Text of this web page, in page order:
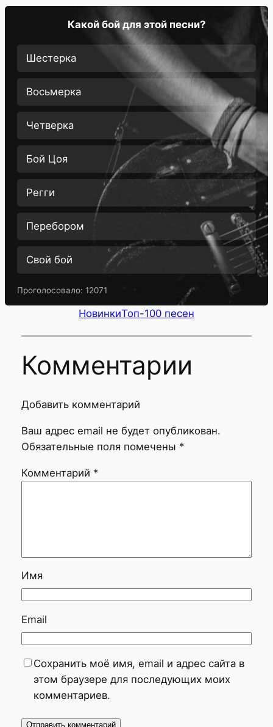
Какой бой для этой песни?
Шестерка
Восьмерка
Четверка
Бой Цоя
Регги
Перебором
Свой бой
Проголосовало: 12071
НовинкиТоп-100 песен
Комментарии
Добавить комментарий
Ваш адрес email не будет опубликован.
Обязательные поля помечены *
Комментарий *
Имя
Email
Сохранить моё имя, email и адрес сайта в
этом браузере для последующих моих
комментариев.